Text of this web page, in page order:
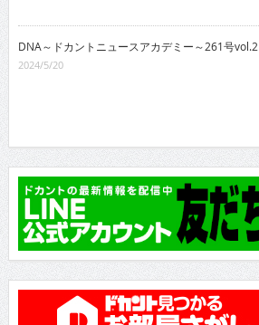
DNA～ドカントニュースアカデミー～261号vol.2
2024/5/20